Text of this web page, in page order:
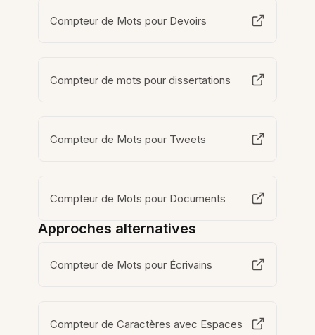
Compteur de Mots pour Devoirs
Compteur de mots pour dissertations
Compteur de Mots pour Tweets
Compteur de Mots pour Documents
Approches alternatives
Compteur de Mots pour Écrivains
Compteur de Caractères avec Espaces